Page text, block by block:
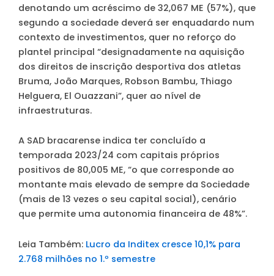
denotando um acréscimo de 32,067 ME (57%), que
segundo a sociedade deverá ser enquadardo num
contexto de investimentos, quer no reforço do
plantel principal “designadamente na aquisição
dos direitos de inscrição desportiva dos atletas
Bruma, João Marques, Robson Bambu, Thiago
Helguera, El Ouazzani”, quer ao nível de
infraestruturas.
A SAD bracarense indica ter concluído a
temporada 2023/24 com capitais próprios
positivos de 80,005 ME, “o que corresponde ao
montante mais elevado de sempre da Sociedade
(mais de 13 vezes o seu capital social), cenário
que permite uma autonomia financeira de 48%”.
Leia Também: Lucro da Inditex cresce 10,1% para
2.768 milhões no 1.º semestre